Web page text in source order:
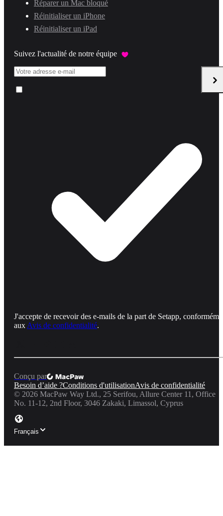
Réparer un Mac bloqué
Réinitialiser un iPhone
Réinitialiser un iPad
Suivez l'actualité de notre équipe
J'accepte de recevoir des e-mails de la part de Setapp,
aux Avis de confidentialité.
Conçu par
Besoin d’aide ?Conditions d'utilisationAvis de confidentialité
© 2026 MacPaw Way Ltd., 25 Serifou, Allure Center 11, Office
No. 11-12, 2nd Floor, 3046 Zakaki, Limassol, Cyprus
Français